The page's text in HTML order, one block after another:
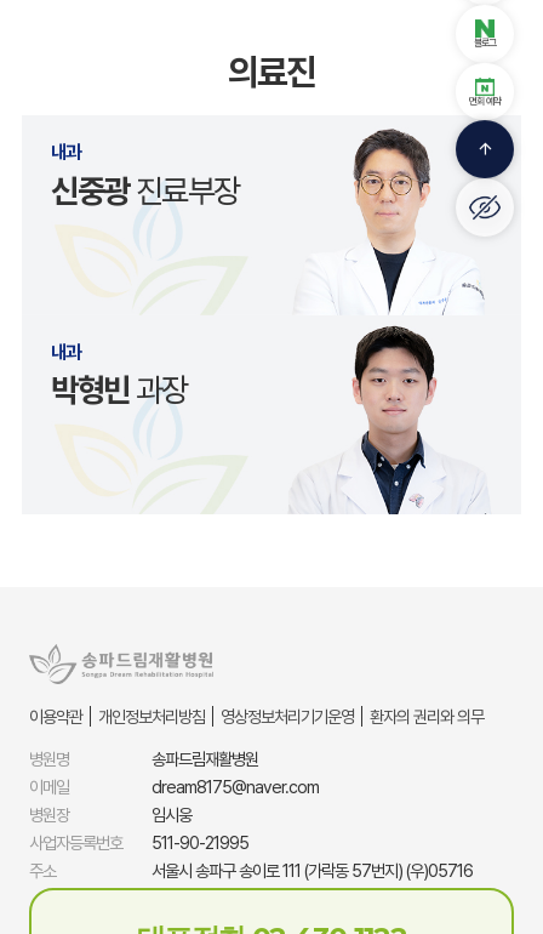
블로그
면회 예약
arrow_upward
의료진
내과
신중광진료부장
내과
박형빈과장
이용약관 개인정보처리방침 영상정보처리기기운영 환자의 권리와 의무
병원명
송파드림재활병원
이메일
dream8175@naver.com
병원장
임시웅
사업자등록번호
511-90-21995
주소
서울시 송파구 송이로 111 (가락동 57번지) (우)05716